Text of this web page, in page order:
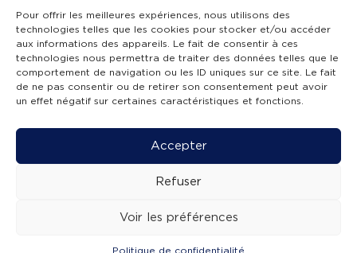
Pour offrir les meilleures expériences, nous utilisons des
technologies telles que les cookies pour stocker et/ou accéder
aux informations des appareils. Le fait de consentir à ces
technologies nous permettra de traiter des données telles que le
comportement de navigation ou les ID uniques sur ce site. Le fait
de ne pas consentir ou de retirer son consentement peut avoir
un effet négatif sur certaines caractéristiques et fonctions.
Accepter
Refuser
Voir les préférences
Politique de confidentialité
SUIVEZ-NOUS !
Mentions légales -Accessibilité